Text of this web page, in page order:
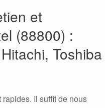
et
(88800) :
Toshiba
Il suffit de nous